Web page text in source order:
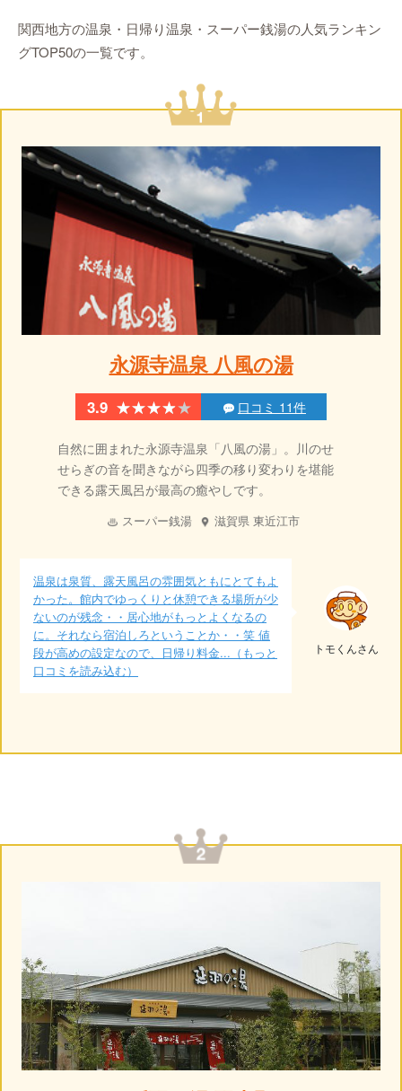
関西地方の温泉・日帰り温泉・スーパー銭湯の人気ランキン
グTOP50の一覧です。
永源寺温泉 八風の湯
3.9 ★★★★★
★★★★★ 口コミ 11件
自然に囲まれた永源寺温泉「八風の湯」。川のせ
せらぎの音を聞きながら四季の移り変わりを堪能
できる露天風呂が最高の癒やしです。
スーパー銭湯 滋賀県 東近江市
温泉は泉質、露天風呂の雰囲気ともにとてもよ
かった。館内でゆっくりと休憩できる場所が少
ないのが残念・・居心地がもっとよくなるの
に。それなら宿泊しろということか・・笑 値
段が高めの設定なので、日帰り料金...（もっと
口コミを読み込む）
トモくんさん